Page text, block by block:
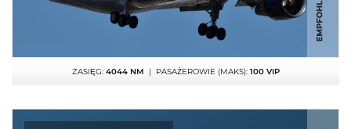
ZASIĘG: 4044 NM | PASAŻEROWIE (MAKS): 100 VIP